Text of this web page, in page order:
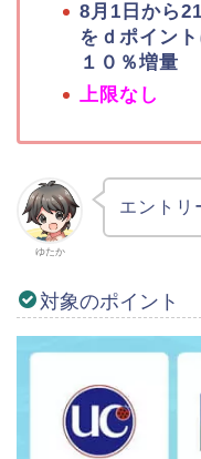
8月1日から
をｄポイン
１０％増量
上限なし
ゆたか
エントリ
対象のポイント